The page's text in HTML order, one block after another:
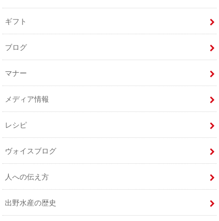
ギフト
ブログ
マナー
メディア情報
レシピ
ヴォイスブログ
人への伝え方
出野水産の歴史